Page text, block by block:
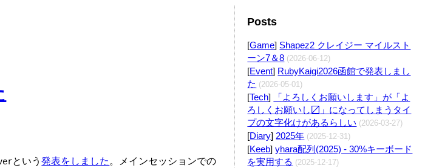
という発表をしました 。メインセッションでの
Posts
[Game] Shapez2 クレイジー マイルスト
ーン7＆8 (2026-06-12)
[Event] RubyKaigi2026函館で発表しまし
た (2026-05-01)
[Tech]
「よろしくお願いします」が「よ
ろしくお願いし〼」になってしまうタイ
プの文字化けがあるらしい (2026-03-27)
[Diary] 2025年 (2025-12-31)
[Keeb]yhara配列(2025) - 30%キーボード
を実用する (2025-12-17)